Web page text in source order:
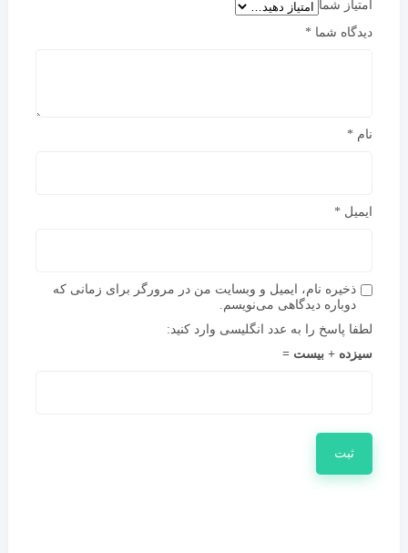
امتیاز شما
دیدگاه شما *
نام *
ایمیل *
ذخیره نام، ایمیل و وبسایت من در مرورگر برای زمانی که
دوباره دیدگاهی می‌نویسم.
لطفا پاسخ را به عدد انگلیسی وارد کنید:
سیزده + بیست =